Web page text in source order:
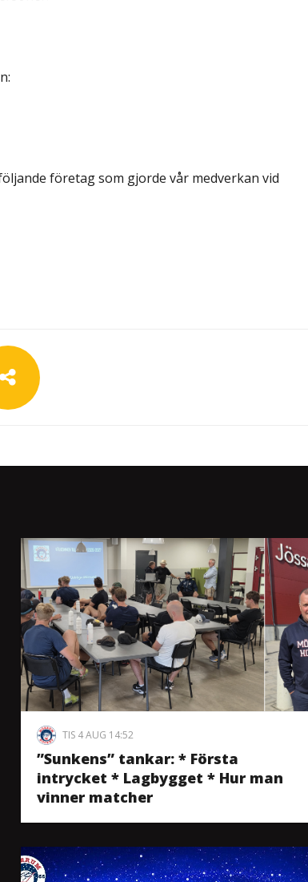
företag som gjorde vår medverkan vid
TIS 4 AUG 14:52
”Sunkens” tankar: * Första
intrycket * Lagbygget * Hur man
vinner matcher